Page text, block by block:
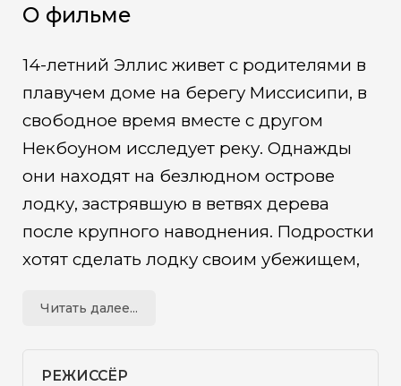
О фильме
14-летний Эллис живет с родителями в
плавучем доме на берегу Миссисипи, в
свободное время вместе с другом
Некбоуном исследует реку. Однажды
они находят на безлюдном острове
лодку, застрявшую в ветвях дерева
после крупного наводнения. Подростки
хотят сделать лодку своим убежищем,
поселился. Им оказывается некто по
змеи, который явно от кого-то прячется
Читать далее...
РЕЖИССЁР